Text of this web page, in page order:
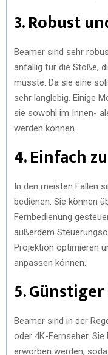
3. Robust
Beamer sind sehr
anfällig für die Stöße,
müsste. Da sie eine
sehr langlebig. Einige
sie sowohl im Innen-
werden können.
4. Einfach
In den meisten Fällen
bedienen. Sie können
Fernbedienung
außerdem
Projektion optimieren
anpassen können.
5.
Beamer sind in der
oder 4K-Fernseher.
erworben werden,